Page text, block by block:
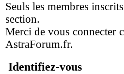
Seuls les membres
section.
Merci de vous connecter
AstraForum.fr.
Identifiez-vous